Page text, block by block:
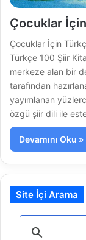
Çocuklar
Çocuklar İçin
Türkçe 100 Şiir
merkeze alan bir
tarafından
yayımlanan
özgü şiir dili ile
Devamını Oku »
Site İçi Arama